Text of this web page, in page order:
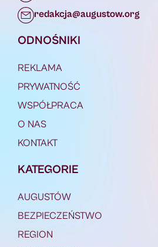
redakcja@augustow.org
ODNOŚNIKI
REKLAMA
PRYWATNOŚĆ
WSPÓŁPRACA
O NAS
KONTAKT
KATEGORIE
AUGUSTÓW
BEZPIECZEŃSTWO
REGION